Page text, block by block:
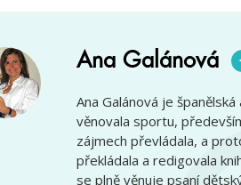
Ana Galánová
Ana Galánová je
věnovala sportu,
zájmech převládala, a
překládala a redigovala
se plně věnuje psaní